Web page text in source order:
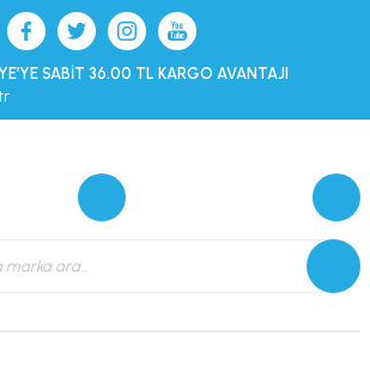
SABİT 36.00 TL KARGO AVANTAJI